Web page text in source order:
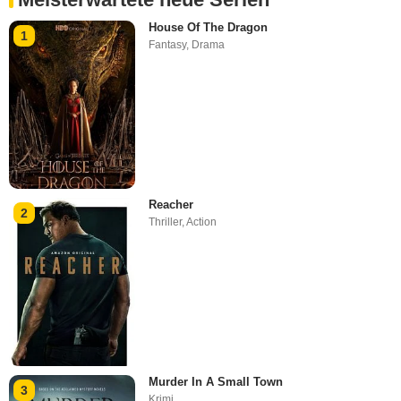
1
House Of The Dragon
Fantasy, Drama
2
Reacher
Thriller,Action
3
Murder In A Small Town